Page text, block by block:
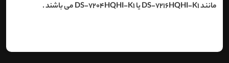
مانند DS-7216HQHI-K1 یا DS-7204HQHI-K1 می باشند .